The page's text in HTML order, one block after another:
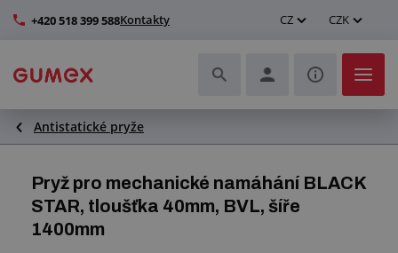
+420 518 399 588Kontakty CZ CZK
Hadice a jejich kompletace
Profily a výroba těsnění
Technické plasty
Antistatické pryže
Pryž pro mechanické namáhání BLACK
STAR, tloušťka 40mm, BVL, šíře
1400mm